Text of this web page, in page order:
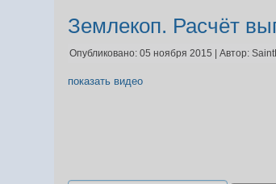
Землекоп. Расчёт
Опубликовано: 05 ноября 2015 |Автор:
показать видео